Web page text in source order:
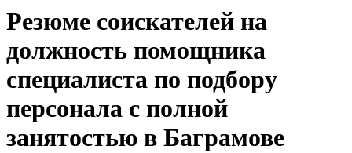
Резюме соискателей на
должность помощника
специалиста по подбору
персонала с полной
занятостью в Баграмове